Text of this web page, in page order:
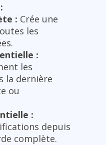
: Crée une
les
:
les
la dernière
ou
:
depuis
complète.